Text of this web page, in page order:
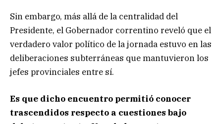
Sin embargo, más allá de la centralidad del
Presidente, el Gobernador correntino reveló que el
verdadero valor político de la jornada estuvo en las
deliberaciones subterráneas que mantuvieron los
jefes provinciales entre sí.
Es que dicho encuentro permitió conocer
trascendidos respecto a cuestiones bajo